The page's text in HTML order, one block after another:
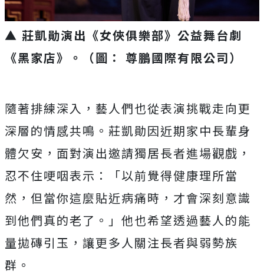
▲ 莊凱勛演出《女俠俱樂部》公益舞台劇
《黑家店》。（圖： 尊鵬國際有限公司）
隨著排練深入，藝人們也從表演挑戰走向更
深層的情感共鳴。 莊凱勛因近期家中長輩身
體欠安，面對演出邀請獨居長者進場觀戲，
忍不住哽咽表示：「以前覺得健康理所當
然， 但當你這麼貼近病痛時，才會深刻意識
到他們真的老了。」 他也希望透過藝人的能
量拋磚引玉，讓更多人關注長者與弱勢族
群。